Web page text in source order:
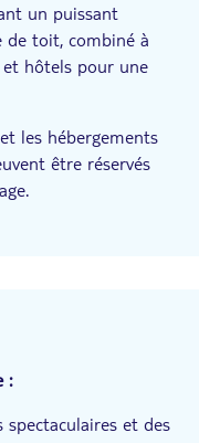
un puissant
de toit, combiné à
et hôtels pour une
les hébergements
être réservés
:
spectaculaires et des